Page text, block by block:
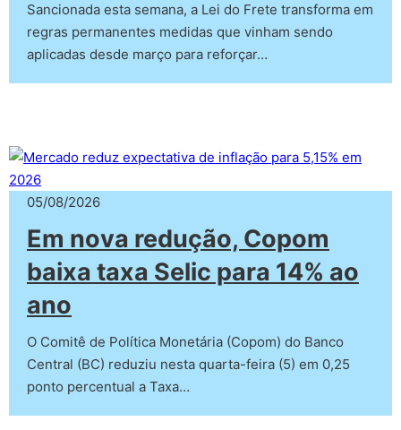
Sancionada esta semana, a Lei do Frete transforma em
regras permanentes medidas que vinham sendo
aplicadas desde março para reforçar…
05/08/2026
Em nova redução, Copom
baixa taxa Selic para 14% ao
ano
O Comitê de Política Monetária (Copom) do Banco
Central (BC) reduziu nesta quarta-feira (5) em 0,25
ponto percentual a Taxa…